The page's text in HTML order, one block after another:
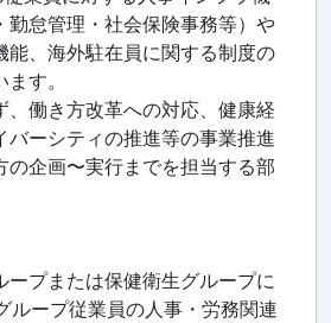
勤怠管理・社会保険事務等）や
能、海外駐在員に関する制度の
す。
、働き方改革への対応、健康経
バーシティの推進等の事業推進
の企画〜実行までを担当する部
ープまたは保健衛生グループに
ループ従業員の人事・労務関連